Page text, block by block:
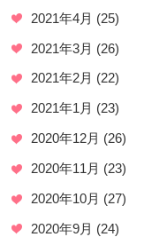
2021年4月 (25)
2021年3月 (26)
2021年2月 (22)
2021年1月 (23)
2020年12月 (26)
2020年11月 (23)
2020年10月 (27)
2020年9月 (24)